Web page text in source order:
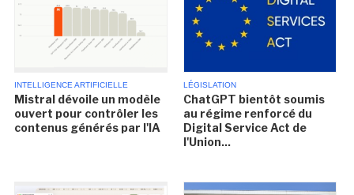
INTELLIGENCE ARTIFICIELLE
Mistral dévoile un modèle
ouvert pour contrôler les
contenus générés par l'IA
LÉGISLATION
ChatGPT bientôt soumis
au régime renforcé du
Digital Service Act de
l'Union...